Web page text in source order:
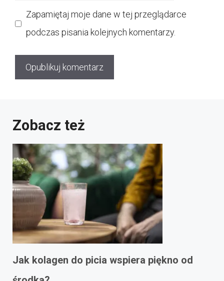
Zapamiętaj moje dane w tej przeglądarce
podczas pisania kolejnych komentarzy.
Zobacz też
Jak kolagen do picia wspiera piękno od